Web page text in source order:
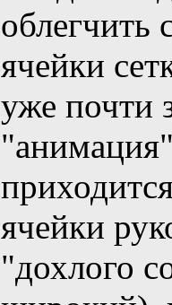
облегчить
ячейки
уже почти
"анимация"
ячейки
"дохлого